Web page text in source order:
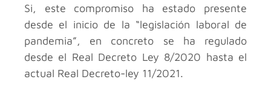
Si, este compromiso ha estado presente
desde el inicio de la “legislación laboral de
pandemia”, en concreto se ha regulado
desde el Real Decreto Ley 8/2020 hasta el
actual Real Decreto-ley 11/2021.